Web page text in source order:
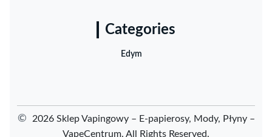
Categories
Edym
©
2026 Sklep Vapingowy – E-papierosy, Mody, Płyny –
VapeCentrum. All Rights Reserved.